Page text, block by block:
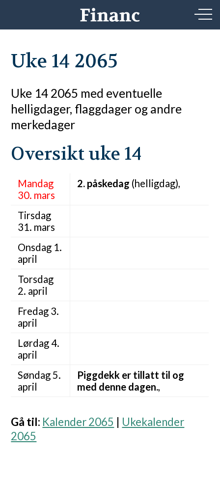
Uke 14 2065
Uke 14 2065 med eventuelle
helligdager, flaggdager og andre
merkedager
Oversikt uke 14
Mandag
30. mars
2. påskedag (helligdag),
Tirsdag
31. mars
Onsdag 1.
april
Torsdag
2. april
Fredag 3.
april
Lørdag 4.
april
Søndag 5.
april
Piggdekk er tillatt til og
med denne dagen.,
Gå til: Kalender 2065
Ukekalender
2065